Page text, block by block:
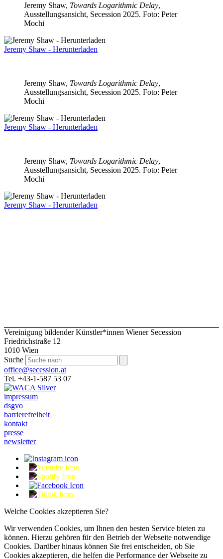
Jeremy Shaw, Towards Logarithmic Delay,
Ausstellungsansicht, Secession 2025. Foto: Peter
Mochi
Jeremy Shaw - Herunterladen
Jeremy Shaw, Towards Logarithmic Delay,
Ausstellungsansicht, Secession 2025. Foto: Peter
Mochi
Jeremy Shaw - Herunterladen
Jeremy Shaw, Towards Logarithmic Delay,
Ausstellungsansicht, Secession 2025. Foto: Peter
Mochi
Jeremy Shaw - Herunterladen
Vereinigung bildender Künstler*innen Wiener Secession
Friedrichstraße 12
1010 Wien
Suche
office@secession.at
Tel. +43-1-587 53 07
impressum
dsgvo
barrierefreiheit
kontakt
presse
newsletter
Welche Cookies akzeptieren Sie?
Wir verwenden Cookies, um Ihnen den besten Service bieten zu
können. Hierzu gehören für den Betrieb der Webseite notwendige
Cookies. Darüber hinaus können Sie frei entscheiden, ob Sie
Cookies akzeptieren, die helfen die Performance der Webseite zu